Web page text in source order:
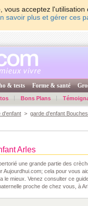
vous acceptez
savoir plus et gérer ces
& tests Forme & santé
Bons Plans
d'enfant > garde d'enfant
Arles
une grande partie des
Aujourdhui.com; cela pour vous
le mieux. Venez consulter ce
proche de chez vous, à